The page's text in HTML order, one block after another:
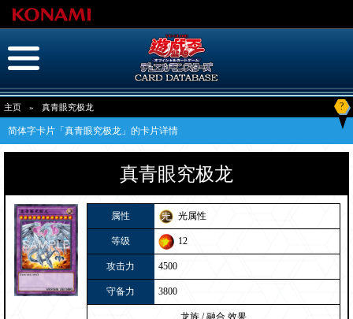
主页 » 真青眼究极龙 ?
简体字卡片「真青眼究极龙」的卡片详情
真青眼究极龙
属性 光属性
等级 12
攻击力 4500
守备力 3800
龙族 / 融合,效果